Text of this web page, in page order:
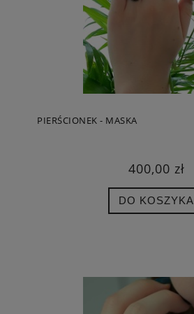
PIERŚCIONEK - MASKA
400,00 zł
DO KOSZYKA